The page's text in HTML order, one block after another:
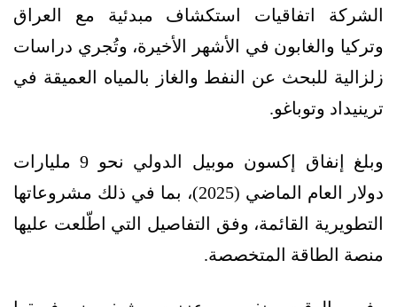
الشركة اتفاقيات استكشاف مبدئية مع العراق
وتركيا والغابون في الأشهر الأخيرة، وتُجري دراسات
زلزالية للبحث عن النفط والغاز بالمياه العميقة في
ترينيداد وتوباغو.
وبلغ إنفاق إكسون موبيل الدولي نحو 9 مليارات
دولار العام الماضي (2025)، بما في ذلك مشروعاتها
التطويرية القائمة، وفق التفاصيل التي اطّلعت عليها
منصة الطاقة المتخصصة.